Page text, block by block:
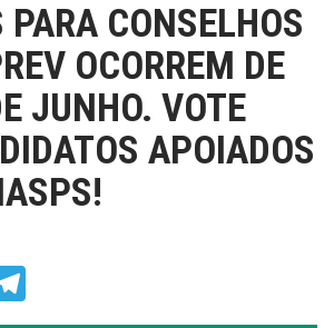
PARA CONSELHOS
OCORREM DE
JUNHO. VOTE
APOIADOS